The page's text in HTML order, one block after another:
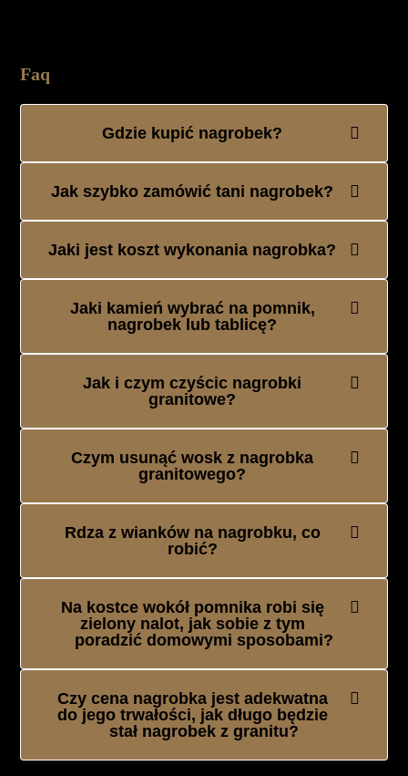
Faq
Gdzie kupić nagrobek?
Jak szybko zamówić tani nagrobek?
Jaki jest koszt wykonania nagrobka?
Jaki kamień wybrać na pomnik,
nagrobek lub tablicę?
Jak i czym czyścic nagrobki
granitowe?
Czym usunąć wosk z nagrobka
granitowego?
Rdza z wianków na nagrobku, co
robić?
Na kostce wokół pomnika robi się
zielony nalot, jak sobie z tym
poradzić domowymi sposobami?
Czy cena nagrobka jest adekwatna
do jego trwałości, jak długo będzie
stał nagrobek z granitu?